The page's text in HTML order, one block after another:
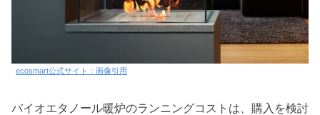
ecosmart公式サイト：画像引用
バイオエタノール暖炉のランニングコストは、購入を検討